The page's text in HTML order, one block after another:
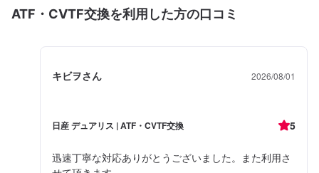
ATF・CVTF交換を利用した方の口コミ
キビヲさん 2026/08/01
日産 デュアリス | ATF・CVTF交換 5
迅速丁寧な対応ありがとうございました。また利用さ